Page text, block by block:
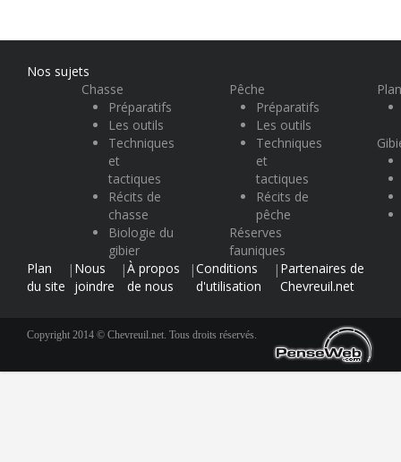
Nos sujets
Chasse
Préparatifs
Les outils
Techniques
et
tactiques
Récits de
chasse
Biologie du
gibier
Pêche
Préparatifs
Les outils
Techniques
et
tactiques
Récits de
pêche
Réserves
fauniques
Plan
du site
| Nous
joindre
|À propos
de nous
|Conditions
d'utilisation
| Partenaires de
Chevreuil.net
Copyright 2014 © Chevreuil.net. Tous droits réservés.